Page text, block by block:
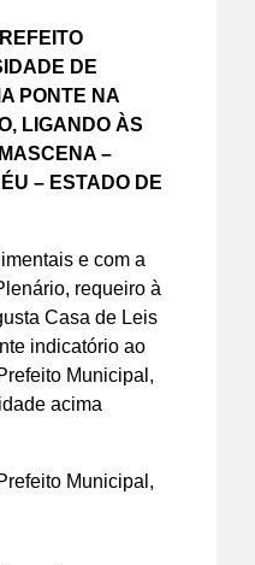
DE
PONTE NA
LIGANDO ÀS
–
– ESTADO DE
e com a
requeiro à
Casa de Leis
indicatório ao
Municipal,
acima
Municipal,